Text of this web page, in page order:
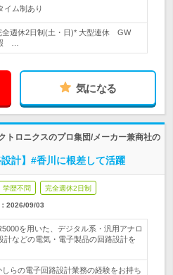
イム制あり
週休2日制(土・日)* 大型連休 GW
…
気になる
トロニクスのプロ集団/メーカー兼商社の
計】#香川に根差して活躍
学歴不問 完全週休2日制
2026/09/03
を用いた、デジタル系・汎用アナロ
計などの電気・電子製品の回路設計を
しらの電子回路設計業務の経験をお持ち